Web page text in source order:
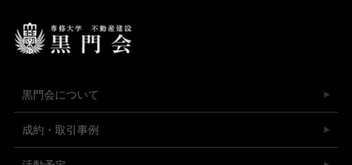
黒門会について
成約・取引事例